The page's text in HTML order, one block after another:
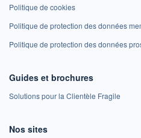
Politique de cookies
Politique de protection des données
Politique de protection des données
Guides et brochures
Solutions pour la Clientèle Fragile
Nos sites